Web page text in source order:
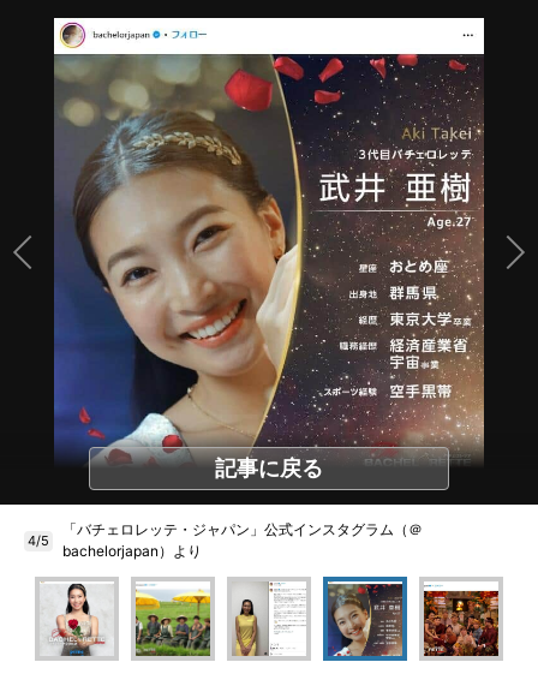
記事に戻る
4/5
「バチェロレッテ・ジャパン」公式インスタグラム（＠
bachelorjapan）より